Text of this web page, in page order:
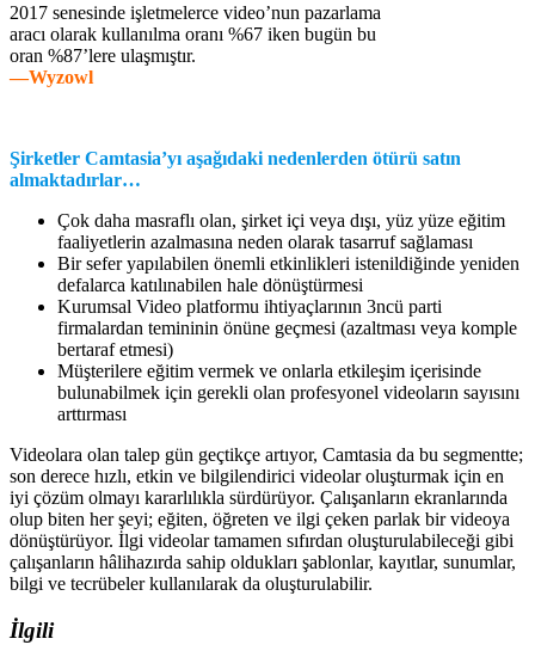
2017 senesinde işletmelerce video’nun pazarlama
aracı olarak kullanılma oranı %67 iken bugün bu
oran %87’lere ulaşmıştır.
—Wyzowl
Şirketler Camtasia’yı aşağıdaki nedenlerden ötürü satın
almaktadırlar…
Çok daha masraflı olan, şirket içi veya dışı, yüz yüze eğitim
faaliyetlerin azalmasına neden olarak tasarruf sağlaması
Bir sefer yapılabilen önemli etkinlikleri istenildiğinde yeniden
defalarca katılınabilen hale dönüştürmesi
Kurumsal Video platformu ihtiyaçlarının 3ncü parti
firmalardan temininin önüne geçmesi (azaltması veya komple
bertaraf etmesi)
Müşterilere eğitim vermek ve onlarla etkileşim içerisinde
bulunabilmek için gerekli olan profesyonel videoların sayısını
arttırması
Videolara olan talep gün geçtikçe artıyor, Camtasia da bu segmentte;
son derece hızlı, etkin ve bilgilendirici videolar oluşturmak için en
iyi çözüm olmayı kararlılıkla sürdürüyor. Çalışanların ekranlarında
olup biten her şeyi; eğiten, öğreten ve ilgi çeken parlak bir videoya
dönüştürüyor. İlgi videolar tamamen sıfırdan oluşturulabileceği gibi
çalışanların hâlihazırda sahip oldukları şablonlar, kayıtlar, sunumlar,
bilgi ve tecrübeler kullanılarak da oluşturulabilir.
İlgili